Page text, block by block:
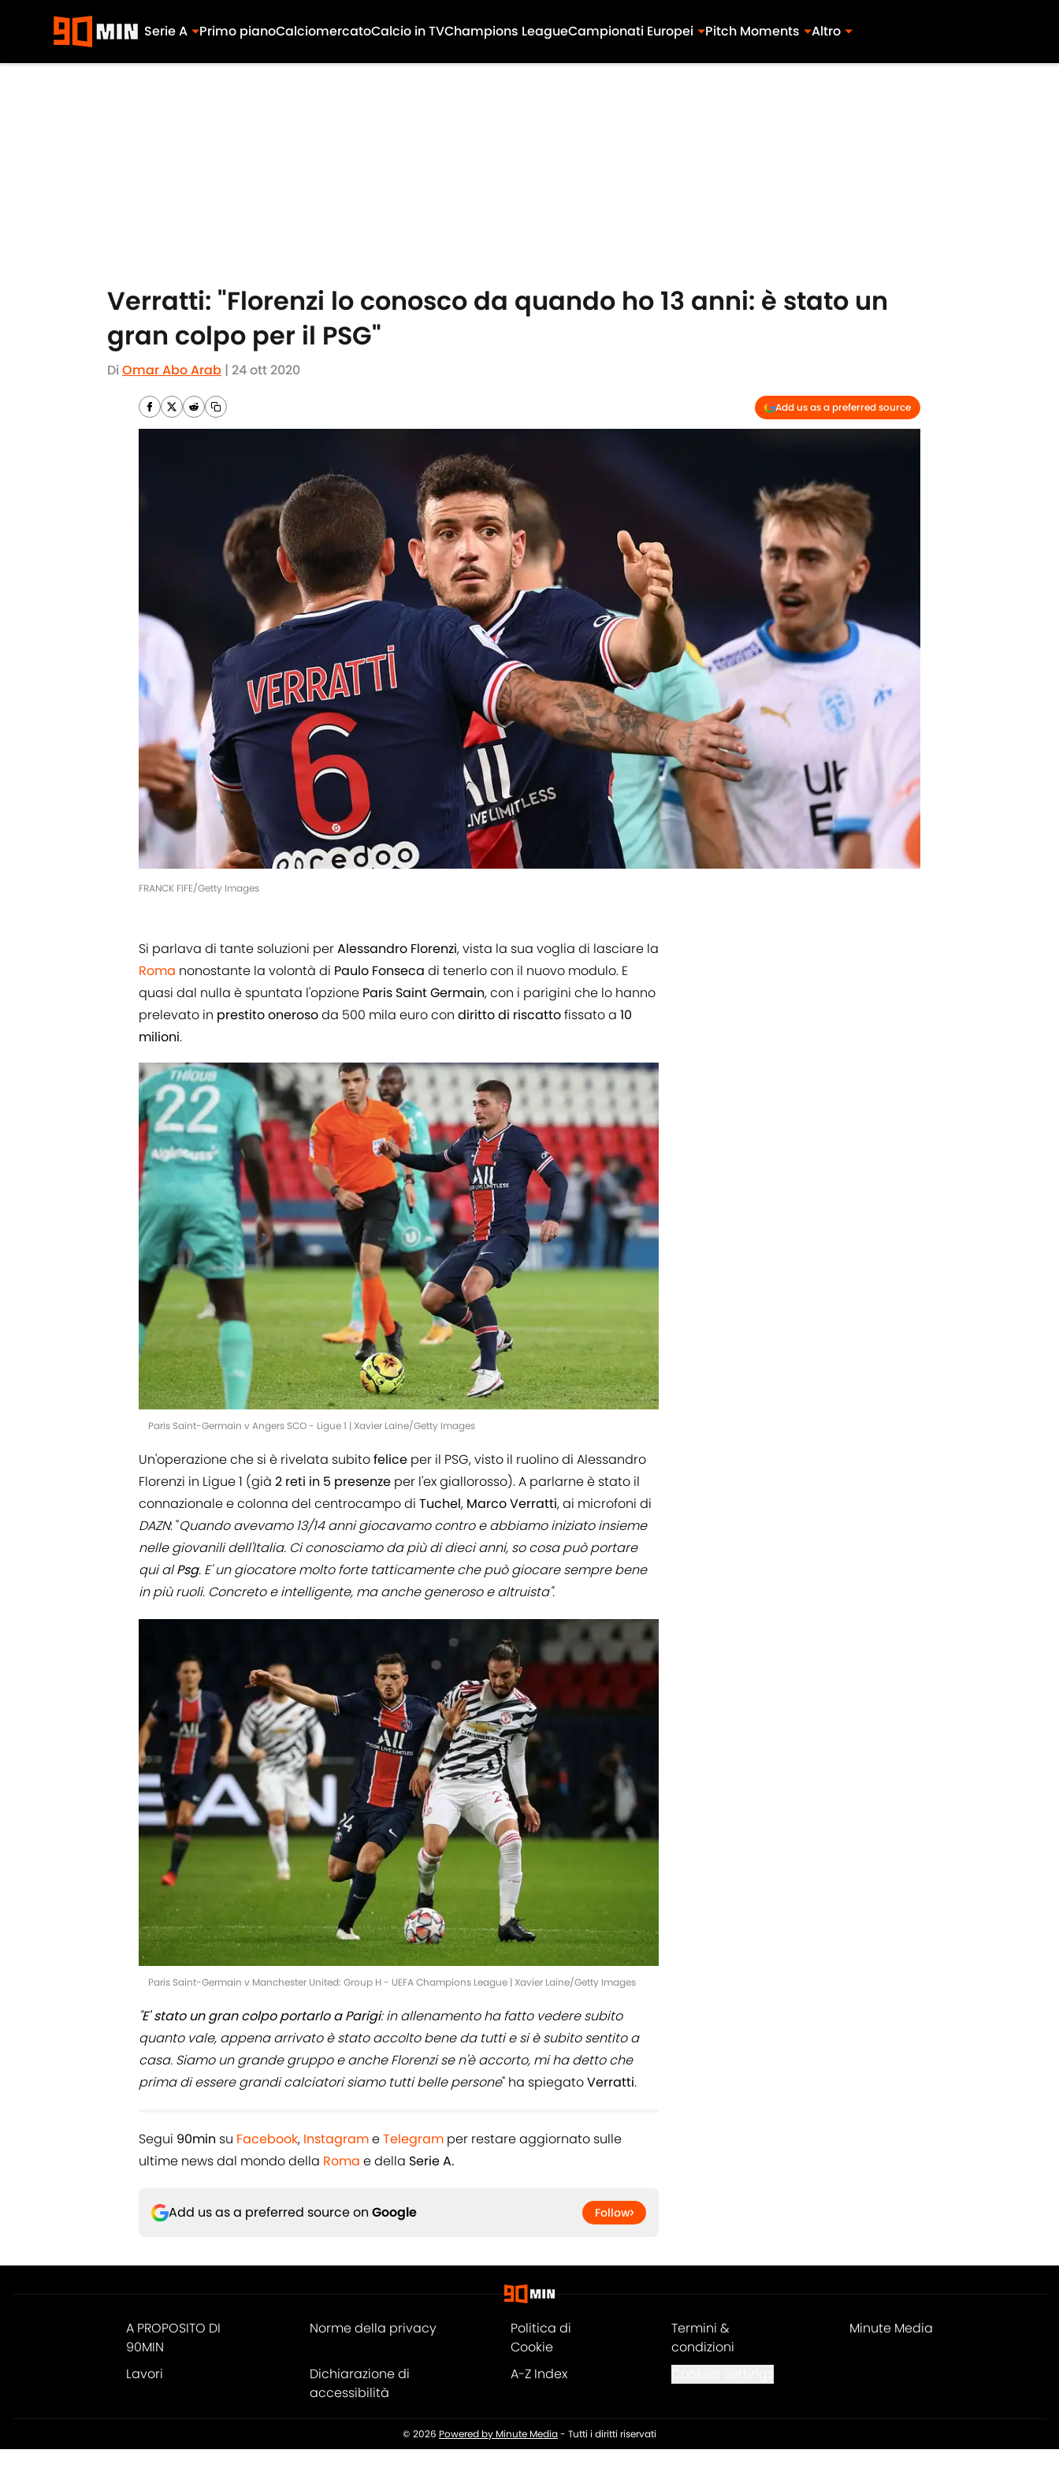
Serie A Primo pianoCalciomercatoCalcio in TVChampions LeagueCampionati Europei Pitch Moments Altro
Verratti: "Florenzi lo conosco da quando ho 13 anni: è stato un
gran colpo per il PSG"
Di Omar Abo Arab | 24 ott 2020
Add us as a preferred source
FRANCK FIFE/Getty Images
Si parlava di tante soluzioni perAlessandro Florenzi, vista la sua voglia di lasciare la
Roma nonostante la volontà di Paulo Fonseca di tenerlo con il nuovo modulo. E
quasi dal nulla è spuntata l'opzione Paris SaintGermain, con i parigini che lo hanno
prelevato in prestitoonerosoda 500 mila euro con dirittodi riscattofissato a 10
milioni.
Paris Saint-Germain v Angers SCO - Ligue 1 | Xavier Laine/Getty Images
Un'operazione che si è rivelata subitofelice per il PSG, visto il ruolino di Alessandro
Florenzi in Ligue 1 (già 2 reti in 5 presenze per l'ex giallorosso). A parlarne è stato il
connazionale e colonna del centrocampo di Tuchel, MarcoVerratti, ai microfoni di
DAZN: "Quando avevamo 13/14 anni giocavamo contro e abbiamo iniziato insieme
nelle giovanili dell'Italia. Ci conosciamo da più di dieci anni, so cosa può portare
qui alPsg. E' un giocatore molto forte tatticamente che può giocare sempre bene
in più ruoli. Concreto e intelligente, ma anche generoso e altruista".
Paris Saint-Germain v Manchester United: Group H - UEFA Champions League | Xavier Laine/Getty Images
"E' stato un gran colpo portarlo a Parigi: in allenamento ha fatto vedere subito
quanto vale, appena arrivato è stato accolto bene da tutti e si è subito sentito a
casa. Siamo un grande gruppo e anche Florenzi se n'è accorto, mi ha detto che
prima di essere grandi calciatori siamo tutti belle persone" ha spiegatoVerratti.
Segui 90min su Facebook, InstagrameTelegram per restare aggiornato sulle
ultime news dal mondo della Roma e della Serie A.
Add us as a preferred source on Google Follow
A PROPOSITO DI
90MIN
Norme della privacy
Politica di
Cookie
Termini &
condizioni
Minute Media
Lavori
Dichiarazione di
accessibilità
A-Z Index
© 2026 Powered by Minute Media- Tutti i diritti riservati